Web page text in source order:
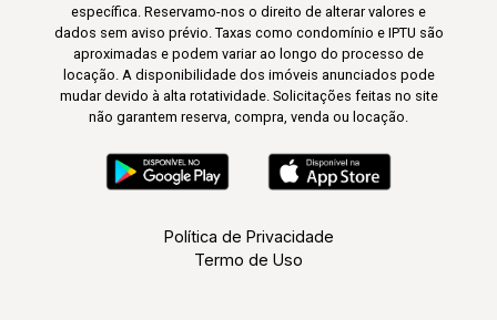
específica. Reservamo-nos o direito de alterar valores e
dados sem aviso prévio. Taxas como condomínio e IPTU são
aproximadas e podem variar ao longo do processo de
locação. A disponibilidade dos imóveis anunciados pode
mudar devido à alta rotatividade. Solicitações feitas no site
não garantem reserva, compra, venda ou locação.
Política de Privacidade
Termo de Uso